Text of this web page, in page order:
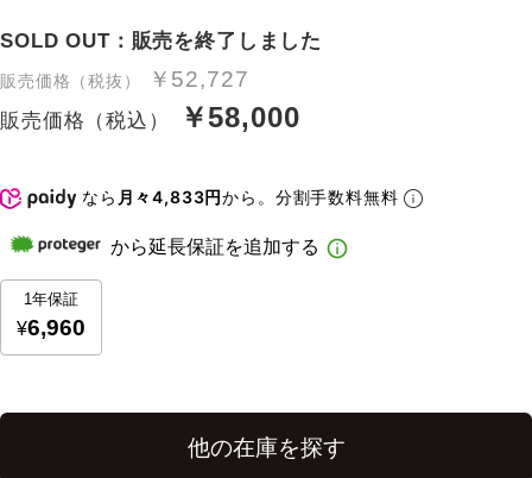
SOLD OUT：販売を終了しました
販売価格（税抜） ￥52,727
販売価格（税込） ￥58,000
なら 月々4,833円から。分割手数料無料